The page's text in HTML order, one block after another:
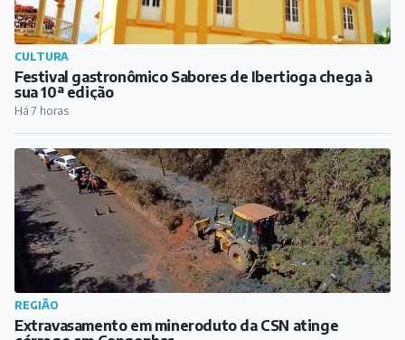
REGIÃO
Extravasamento em mineroduto da CSN atinge
córrego em Congonhas
Há 8 horas
REGIÃO